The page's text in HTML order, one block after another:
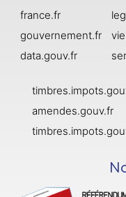
france.fr
gouvernement.fr
data.gouv.fr
amendes.gouv.fr